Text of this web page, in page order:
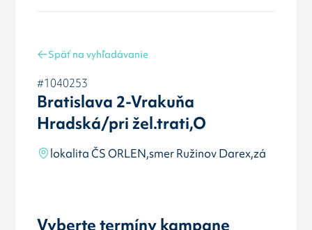
Späť na vyhľadávanie
#1040253
Bratislava 2-Vrakuňa
Hradská/pri žel.trati,O
lokalita ČS ORLEN,smer Ružinov Darex,zá
Vyberte termíny kampane